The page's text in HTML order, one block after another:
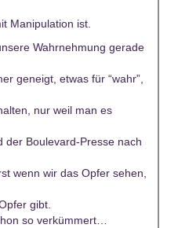
Manipulation ist.
Wahrnehmung gerade
geneigt, etwas für “wahr”,
nur weil man es
der Boulevard-Presse nach
wenn wir das Opfer sehen,
gibt.
so verkümmert…